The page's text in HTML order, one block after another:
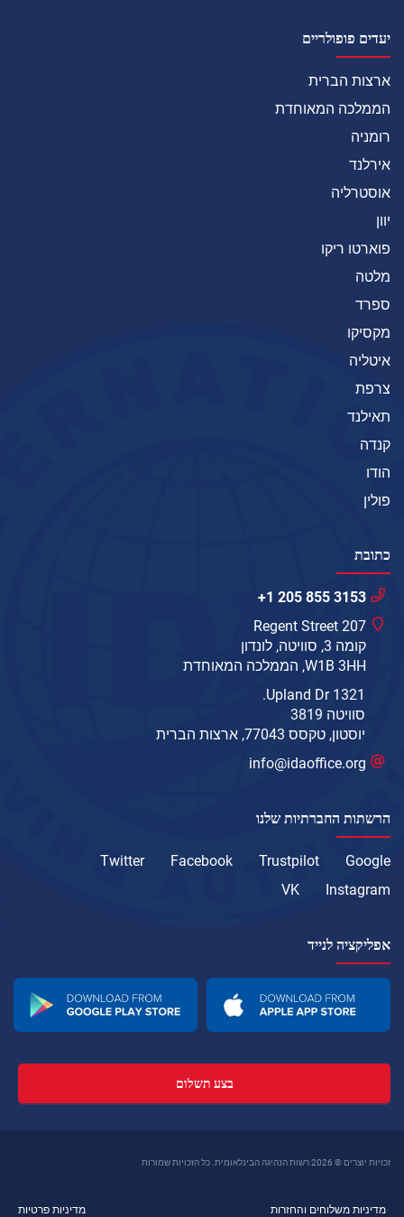
יעדים פופולריים
ארצות הברית
הממלכה המאוחדת
רומניה
אירלנד
אוסטרליה
יוון
פוארטו ריקו
מלטה
ספרד
מקסיקו
איטליה
צרפת
תאילנד
קנדה
הודו
פולין
כתובת
+1 205 855 3153
207 Regent Street
קומה 3, סוויטה, לונדון
W1B 3HH, הממלכה המאוחדת
1321 Upland Dr.
סוויטה 3819
יוסטון, טקסס 77043, ארצות הברית
info@idaoffice.org
הרשתות החברתיות שלנו
Google
Trustpilot
Facebook
Twitter
Instagram
VK
אפליקציה לנייד
בצע תשלום
זכויות יוצרים © 2026 רשות הנהיגה הבינלאומית. כל הזכויות שמורות
מדיניות משלוחים והחזרות מדיניות פרטיות